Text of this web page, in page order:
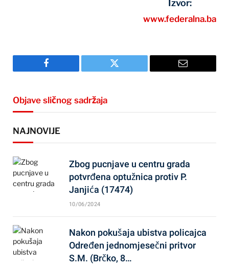
Izvor:
www.federalna.ba
Facebook Twitter Email
Objave sličnog sadržaja
NAJNOVIJE
Zbog pucnjave u centru grada
potvrđena optužnica protiv P.
Janjića (17474)
10/06/2024
Nakon pokušaja ubistva policajca
Određen jednomjesečni pritvor
S.M. (Brčko, 8…